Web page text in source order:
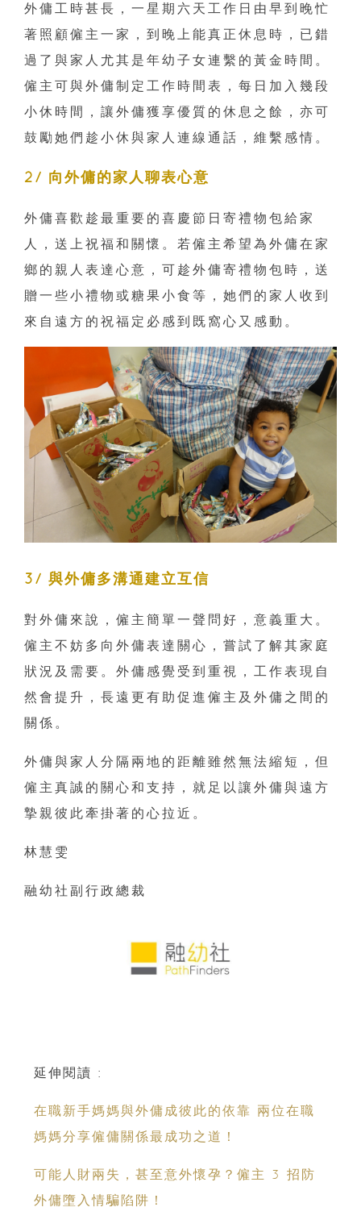
外傭工時甚長，一星期六天工作日由早到晚忙
著照顧僱主一家，到晚上能真正休息時，已錯
過了與家人尤其是年幼子女連繫的黃金時間。
僱主可與外傭制定工作時間表，每日加入幾段
小休時間，讓外傭獲享優質的休息之餘，亦可
鼓勵她們趁小休與家人連線通話，維繫感情。
2/ 向外傭的家人聊表心意
外傭喜歡趁最重要的喜慶節日寄禮物包給家
人，送上祝福和關懷。若僱主希望為外傭在家
鄉的親人表達心意，可趁外傭寄禮物包時，送
贈一些小禮物或糖果小食等，她們的家人收到
來自遠方的祝福定必感到既窩心又感動。
3/ 與外傭多溝通建立互信
對外傭來說，僱主簡單一聲問好，意義重大。
僱主不妨多向外傭表達關心，嘗試了解其家庭
狀況及需要。外傭感覺受到重視，工作表現自
然會提升，長遠更有助促進僱主及外傭之間的
關係。
外傭與家人分隔兩地的距離雖然無法縮短，但
僱主真誠的關心和支持，就足以讓外傭與遠方
摯親彼此牽掛著的心拉近。
林慧雯
融幼社副行政總裁
延伸閱讀 :
在職新手媽媽與外傭成彼此的依靠 兩位在職
媽媽分享僱傭關係最成功之道！
可能人財兩失，甚至意外懷孕？僱主 3 招防
外傭墮入情騙陷阱！